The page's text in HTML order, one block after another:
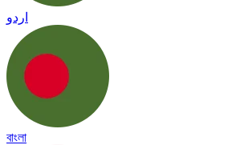
اردو
বাংলা